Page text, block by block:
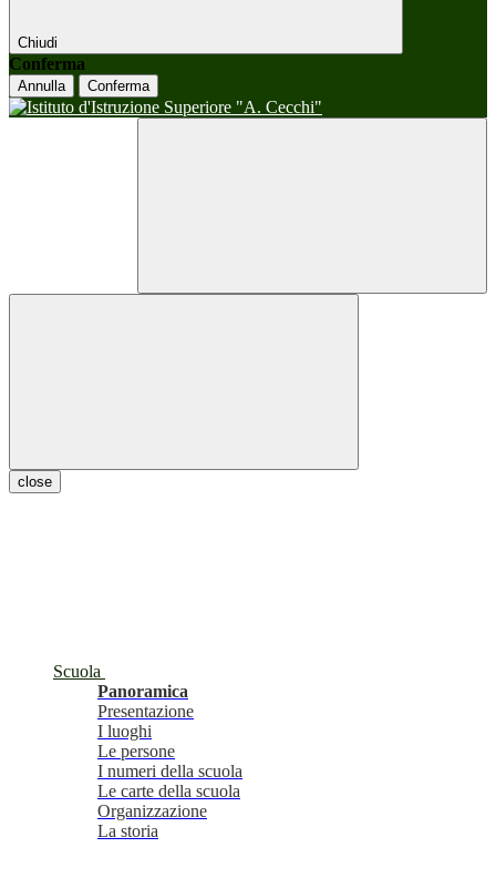
Chiudi
Conferma
Annulla Conferma
close
Scuola
Panoramica
Presentazione
I luoghi
Le persone
I numeri della scuola
Le carte della scuola
Organizzazione
La storia